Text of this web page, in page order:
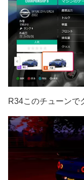
R34このチューンで